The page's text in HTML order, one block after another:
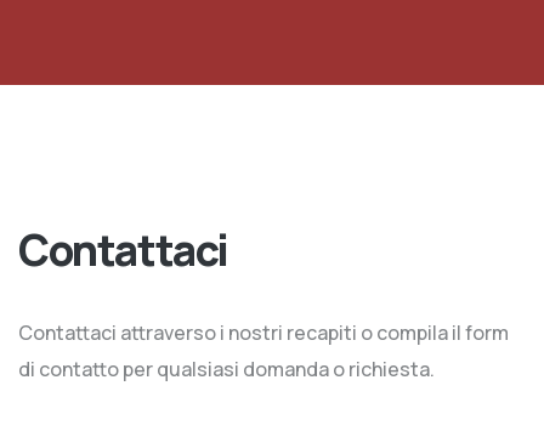
Contattaci
Contattaci attraverso i nostri recapiti o compila il form
di contatto per qualsiasi domanda o richiesta.